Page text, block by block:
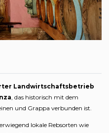
Landwirtschaftsbetrieb
, das historisch mit dem
und Grappa verbunden ist.
lokale Rebsorten wie